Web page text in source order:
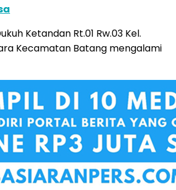
Ketandan Rt.01 Rw.03 Kel.
Kecamatan Batang mengalami